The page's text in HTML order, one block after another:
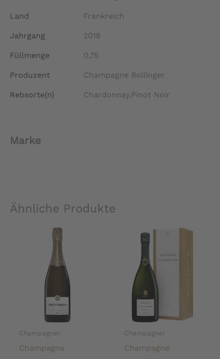
Land Frankreich
Jahrgang 2018
Füllmenge 0,75
Produzent Champagne Bollinger
Rebsorte(n) Chardonnay,Pinot Noir
Marke
Ähnliche Produkte
Champagner
Champagne
Champagner
Champagne